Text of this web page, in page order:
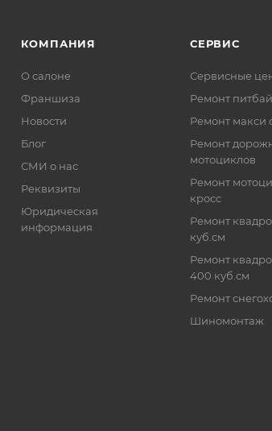
КОМПАНИЯ
О салоне
Франшиза
Новости
Блог
СМИ о нас
Реквизиты
Юридическая
информация
СЕРВИС
Сервисные
Ремонт
Ремонт макси
Ремонт
мотоциклов
Ремонт
кросс
Ремонт
куб.см
Ремонт
400 куб.см
Ремонт
Шиномонтаж